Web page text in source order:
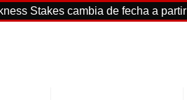
cambia de fecha a partir de 2027